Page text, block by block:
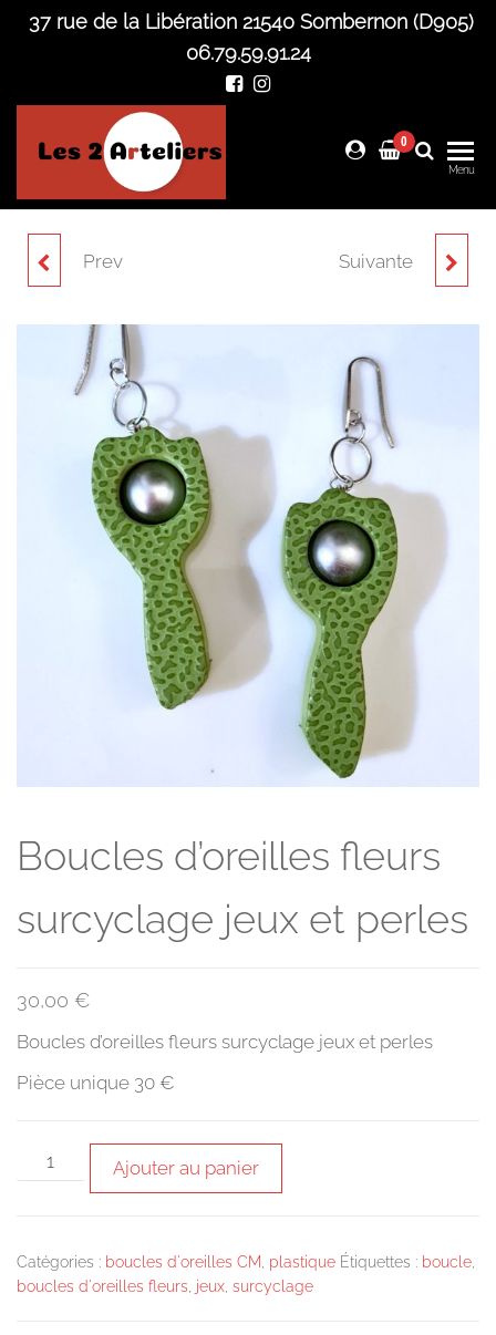
Skip
content
37 rue de la Libération 21540 Sombernon (D905)
06.79.59.91.24
Arteliers
0
Menu
BOUCLES D'OREILLES
Prev BOUCLES D'OREILLES
Suivante
Boucles d’oreilles fleurs
surcyclage jeux et perles
30,00 €
Boucles d’oreilles fleurs surcyclage jeux et perles
Pièce unique 30 €
quantité
de
fleurs
Ajouter au panier
Catégories : boucles d'oreilles CM plastique Étiquettes : boucle
boucles d'oreilles fleurs jeux surcyclage